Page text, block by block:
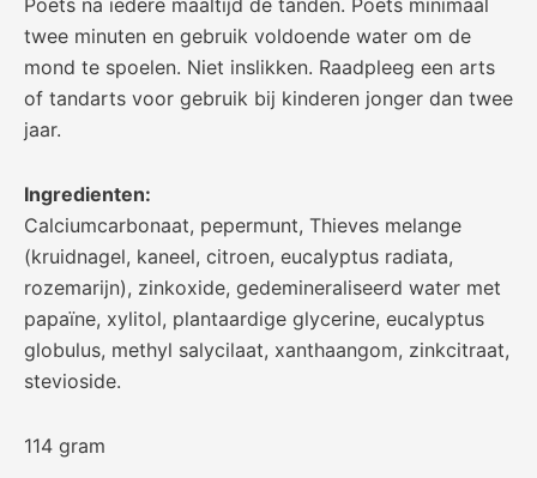
twee minuten en gebruik voldoende water om de
mond te spoelen. Niet inslikken. Raadpleeg een arts
of tandarts voor gebruik bij kinderen jonger dan twee
jaar.
Ingredienten:
Calciumcarbonaat, pepermunt, Thieves melange
(kruidnagel, kaneel, citroen, eucalyptus radiata,
rozemarijn), zinkoxide, gedemineraliseerd water met
papaïne, xylitol, plantaardige glycerine, eucalyptus
globulus, methyl salycilaat, xanthaangom, zinkcitraat,
stevioside.
114 gram